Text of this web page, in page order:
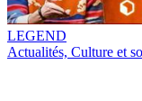
LEGEND
Actualités, Culture et